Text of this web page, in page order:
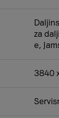
za
e,
3840